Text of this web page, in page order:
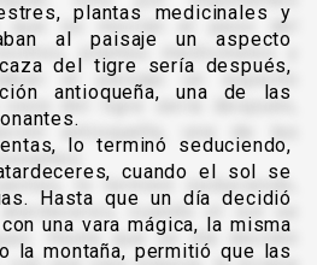
plantas medicinales y
al paisaje un aspecto
del tigre sería después,
antioqueña, una de las
lo terminó seduciendo,
cuando el sol se
Hasta que un día decidió
una vara mágica, la misma
la montaña, permitió que las